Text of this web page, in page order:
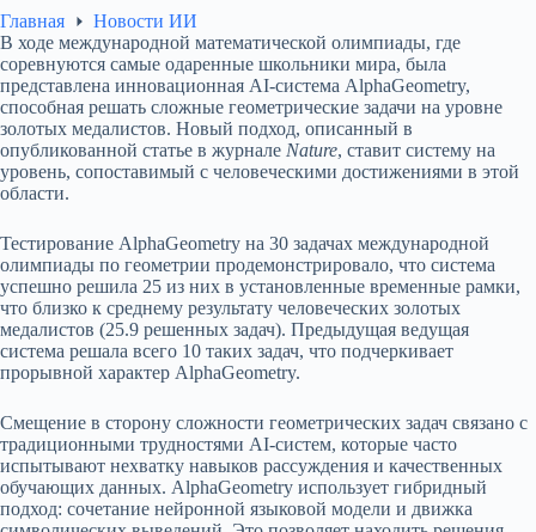
Главная
Новости ИИ
В ходе международной математической олимпиады, где
соревнуются самые одаренные школьники мира, была
представлена инновационная AI-система AlphaGeometry,
способная решать сложные геометрические задачи на уровне
золотых медалистов. Новый подход, описанный в
опубликованной статье в журнале Nature, ставит систему на
уровень, сопоставимый с человеческими достижениями в этой
области.
Тестирование AlphaGeometry на 30 задачах международной
олимпиады по геометрии продемонстрировало, что система
успешно решила 25 из них в установленные временные рамки,
что близко к среднему результату человеческих золотых
медалистов (25.9 решенных задач). Предыдущая ведущая
система решала всего 10 таких задач, что подчеркивает
прорывной характер AlphaGeometry.
Смещение в сторону сложности геометрических задач связано с
традиционными трудностями AI-систем, которые часто
испытывают нехватку навыков рассуждения и качественных
обучающих данных. AlphaGeometry использует гибридный
подход: сочетание нейронной языковой модели и движка